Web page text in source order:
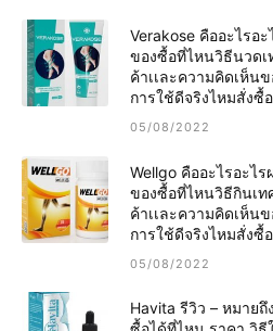
Verakose คืออะไร
ของซื้อที่ไหนวิธีนวด
ค้าเเละความคิดเห็น
การใช้ดีจริงไหมสั่งซื้อ
05/08/2022
Wellgo คืออะไรอะ
ของซื้อที่ไหนวิธีกินเท
ค้าเเละความคิดเห็น
การใช้ดีจริงไหมสั่งซื้อ
05/08/2022
Havita รีวิว – หมาย